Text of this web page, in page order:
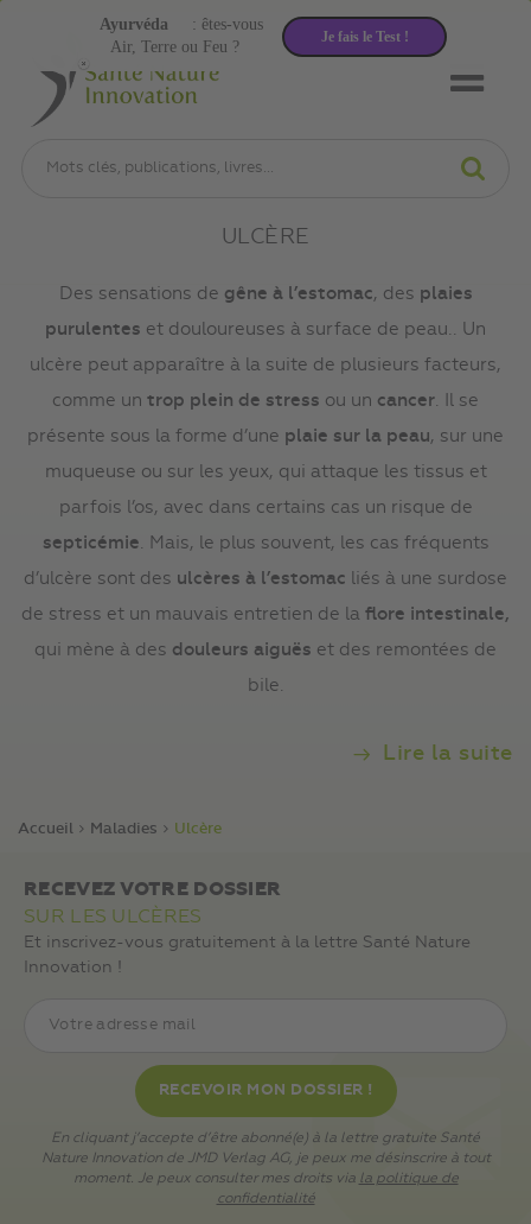
ULCÈRE
Des sensations de gêne à l’estomac, des plaies
purulentes et douloureuses à surface de peau.. Un
ulcère peut apparaître à la suite de plusieurs facteurs,
comme un trop plein de stress ou un cancer . Il se
présente sous la forme d’une plaie sur la peau, sur une
muqueuse ou sur les yeux, qui attaque les tissus et
parfois l’os, avec dans certains cas un risque de
septicémie . Mais, le plus souvent, les cas fréquents
d’ulcère sont des ulcères à l’estomac liés à une surdose
de stress et un mauvais entretien de la flore intestinale,
qui mène à des douleurs aiguës et des remontées de
bile.
Lire la suite
Accueil Maladies Ulcère
RECEVEZ VOTRE DOSSIER
SUR LES ULCÈRES
Et inscrivez-vous gratuitement à la lettre Santé Nature
Innovation !
En cliquant j’accepte d’être abonné(e) à la lettre gratuite Santé
Nature Innovation de JMD Verlag AG, je peux me désinscrire à tout
moment. Je peux consulter mes droits via la politique de
confidentialité
Air, Terre ou Feu ?
Ayurvéda : êtes-vous
Je fais le Test !